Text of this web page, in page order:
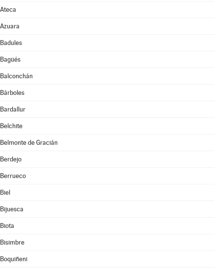
Ateca
Azuara
Badules
Bagüés
Balconchán
Bárboles
Bardallur
Belchite
Belmonte de Gracián
Berdejo
Berrueco
Biel
Bijuesca
Biota
Bisimbre
Boquiñeni